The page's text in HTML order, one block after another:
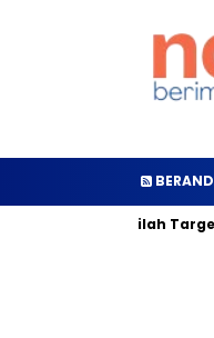
Inilah Target